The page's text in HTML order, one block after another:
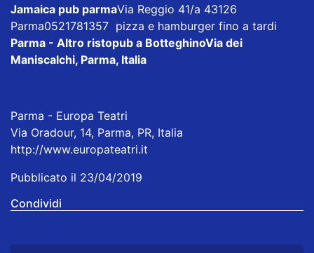
Jamaica pub parmaVia Reggio 41/a 43126
Parma0521781357 pizza e hamburger fino a tardi
Parma - Altro ristopub a BotteghinoVia dei
Maniscalchi, Parma, Italia
Parma - Europa Teatri
Via Oradour, 14, Parma, PR, Italia
http://www.europateatri.it
Pubblicato il 23/04/2019
Condividi